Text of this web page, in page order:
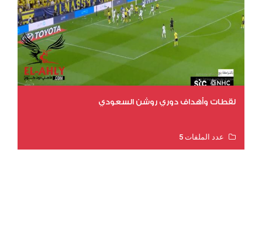
لقطات وأهداف دوري روشن السعودي
عدد الملفات 5